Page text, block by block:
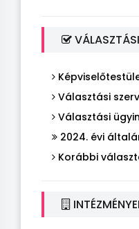
Választási
Választási
2024. évi
Korábbi